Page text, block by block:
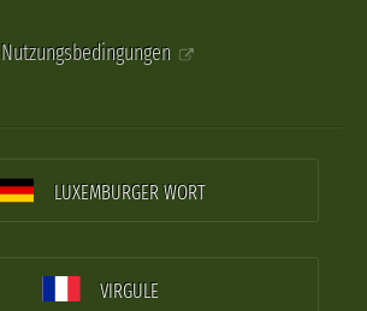
Nutzungsbedingungen
LUXEMBURGER WORT
VIRGULE